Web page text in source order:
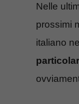
Nelle
prossimi
italiano